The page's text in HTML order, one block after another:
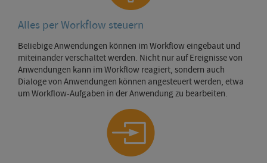
Alles per Workflow steuern
Beliebige Anwendungen können im Workflow eingebaut und
miteinander verschaltet werden. Nicht nur auf Ereignisse von
Anwendungen kann im Workflow reagiert, sondern auch
Dialoge von Anwendungen können angesteuert werden, etwa
um Workflow-Aufgaben in der Anwendung zu bearbeiten.